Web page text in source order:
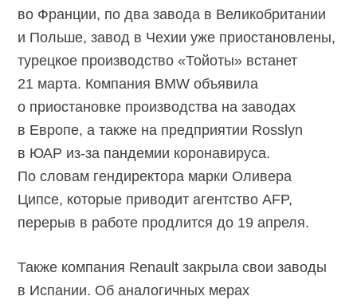
во Франции, по два завода в Великобритании
и Польше, завод в Чехии уже приостановлены,
турецкое производство «Тойоты» встанет
21 марта. Компания BMW объявила
о приостановке производства на заводах
в Европе, а также на предприятии Rosslyn
в ЮАР из-за пандемии коронавируса.
По словам гендиректора марки Оливера
Ципсе, которые приводит агентство AFP,
перерыв в работе продлится до 19 апреля.
Также компания Renault закрыла свои заводы
в Испании. Об аналогичных мерах